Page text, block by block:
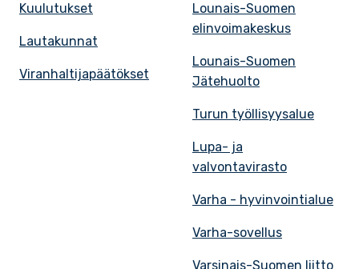
Kuulutukset
Lautakunnat
Viranhaltijapäätökset
Lounais-Suomen
elinvoimakeskus
Lounais-Suomen
Jätehuolto
Turun työllisyysalue
Lupa- ja
valvontavirasto
Varha - hyvinvointialue
Varha-sovellus
Varsinais-Suomen liitto